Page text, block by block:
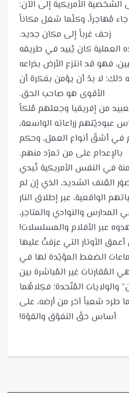
جاء مُهاجراً، وكلّما شغل مكاناً
العملية كان يُبيد في طريقه
فهو قد انتزع الأرض بذراعه
ذلك؛ لا بدّ أن يؤمن بفكرة أن
من إفريقيا وجعلهم مُلكاً
عبوديّتهم زراعاته الواسعة،
في أشقّ أنواع العمل، وحكم
في النفس الأمريكية تُبدي
العُنف الشديد، الذي إن لم
الواقعية، عبر إطلاق النار
والنوادي والمتاجر،
الأوتار التي عزفتْ عليها
الضغط المؤيّدة لها في
المُقارنات غير المُباشرة بين
والولايات المُتّحدة؛ فكِلاهُما
طرد شعباً آخر من أرضه، على
أساس حقّ التفوّق والقوّة!